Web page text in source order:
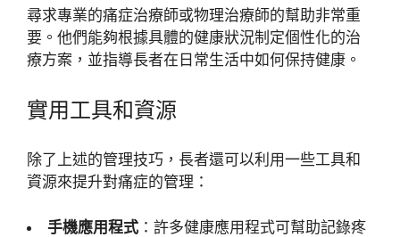
尋求專業的痛症治療師或物理治療師的幫助非常重
要。他們能夠根據具體的健康狀況制定個性化的治
療方案，並指導長者在日常生活中如何保持健康。
實用工具和資源
除了上述的管理技巧，長者還可以利用一些工具和
資源來提升對痛症的管理：
手機應用程式 ：許多健康應用程式可幫助記錄疼